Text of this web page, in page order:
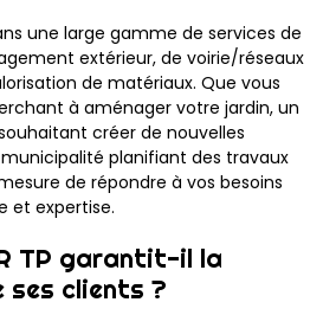
une large gamme de services de
extérieur, de voirie/réseaux
de matériaux. Que vous
à aménager votre jardin, un
créer de nouvelles
planifiant des travaux
de répondre à vos besoins
et expertise.
TP garantit-il la
clients ?